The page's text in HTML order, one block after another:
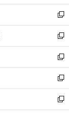
ウ
で
開
く
ン
ド
ウ
で
開
く
新
し
い
ウ
ィ
ン
ド
ウ
で
開
新
し
い
ウ
ィ
ン
ド
ウ
新
し
い
ウ
ィ
ン
新
し
い
ウ
新
し